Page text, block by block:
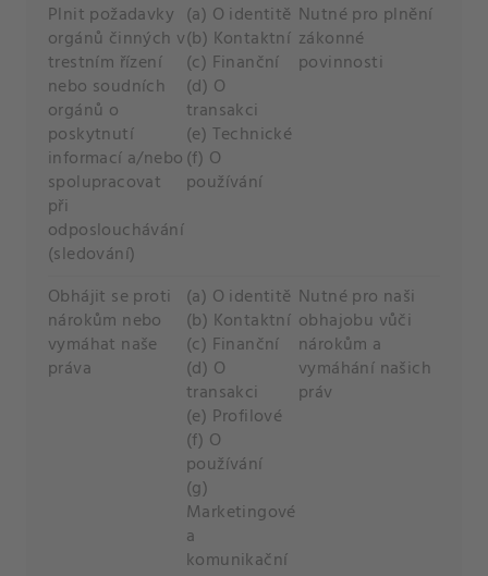
Plnit požadavky
orgánů činných v
trestním řízení
nebo soudních
orgánů o
poskytnutí
informací a/nebo
spolupracovat
při
odposlouchávání
(sledování)
(a) O identitě
(b) Kontaktní
(c) Finanční
(d) O
transakci
(e) Technické
(f) O
používání
Nutné pro plnění
zákonné
povinnosti
Obhájit se proti
nárokům nebo
vymáhat naše
práva
(a) O identitě
(b) Kontaktní
(c) Finanční
(d) O
transakci
(e) Profilové
(f) O
používání
(g)
Marketingové
a
komunikační
Nutné pro naši
obhajobu vůči
nárokům a
vymáhání našich
práv